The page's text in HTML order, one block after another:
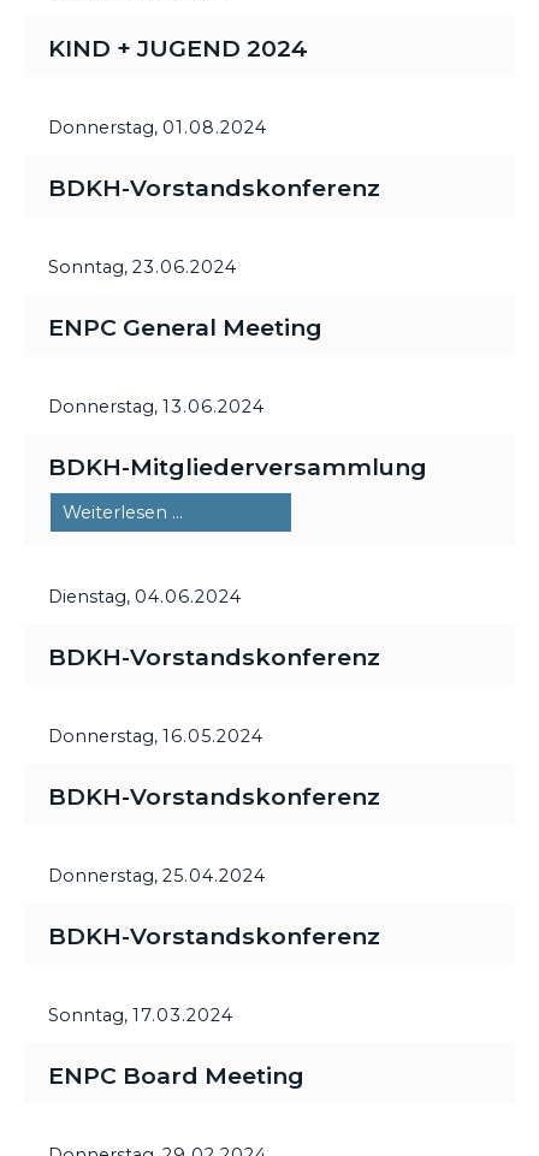
KIND + JUGEND 2024
Donnerstag, 01.08.2024
BDKH-Vorstandskonferenz
Sonntag, 23.06.2024
ENPC General Meeting
Donnerstag, 13.06.2024
BDKH-Mitgliederversammlung
Weiterlesen …
Dienstag, 04.06.2024
BDKH-Vorstandskonferenz
Donnerstag, 16.05.2024
BDKH-Vorstandskonferenz
Donnerstag, 25.04.2024
BDKH-Vorstandskonferenz
Sonntag, 17.03.2024
ENPC Board Meeting